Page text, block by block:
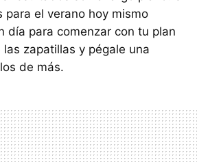
para el verano hoy mismo
día para comenzar con tu plan
zapatillas y pégale una
de más.